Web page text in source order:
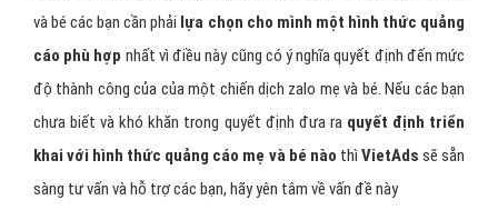
và bé các bạn cần phải lựa chọn cho mình một hình thức quảng
cáo phù hợp nhất vì điều này cũng có ý nghĩa quyết định đến mức
độ thành công của của một chiến dịch zalo mẹ và bé. Nếu các bạn
chưa biết và khó khăn trong quyết định đưa ra quyết định triển
khai với hình thức quảng cáo mẹ và bé nào thì VietAds sẽ sẵn
sàng tư vấn và hỗ trợ các bạn, hãy yên tâm về vấn đề này